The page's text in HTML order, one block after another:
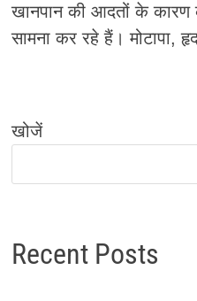
खानपान की आदतों के कारण
सामना कर रहे हैं। मोटापा,
खोजें
Recent Posts